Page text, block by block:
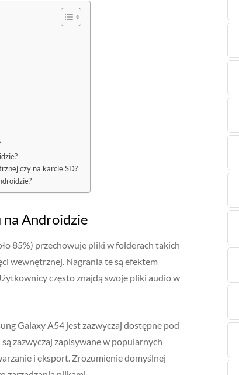
czy na karcie SD?
Androidzie
85%) przechowuje pliki w folderach takich
wewnętrznej. Nagrania te są efektem
często znajdą swoje pliki audio w
Galaxy A54 jest zazwyczaj dostępne pod
zazwyczaj zapisywane w popularnych
i eksport. Zrozumienie domyślnej